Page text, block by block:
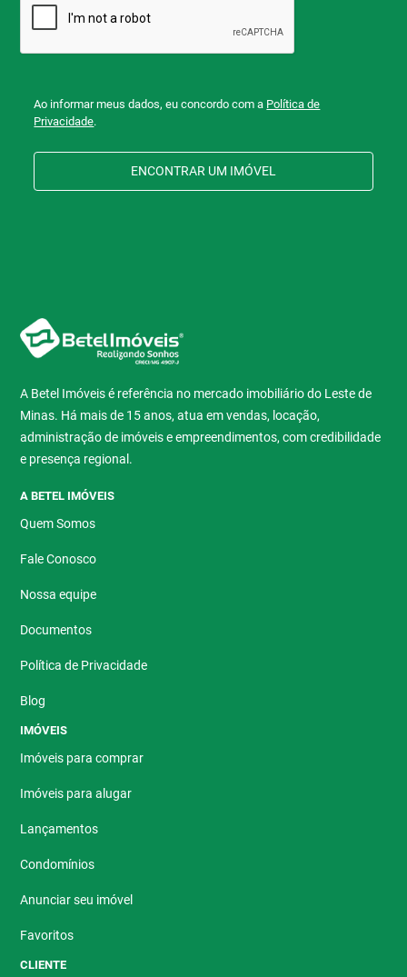
Ao informar meus dados, eu concordo com a Política de
Privacidade.
ENCONTRAR UM IMÓVEL
A Betel Imóveis é referência no mercado imobiliário do Leste de
Minas. Há mais de 15 anos, atua em vendas, locação,
administração de imóveis e empreendimentos, com credibilidade
e presença regional.
A BETEL IMÓVEIS
Quem Somos
Fale Conosco
Nossa equipe
Documentos
Política de Privacidade
Blog
IMÓVEIS
Imóveis para comprar
Imóveis para alugar
Lançamentos
Condomínios
Anunciar seu imóvel
Favoritos
CLIENTE